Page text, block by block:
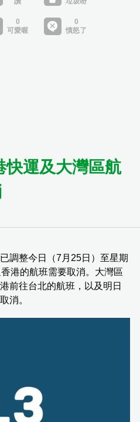
快運及大灣區航
調整今日（7月25日）至星期
港的航班需要取消。大灣區
前往台北的航班，以及明日
消。